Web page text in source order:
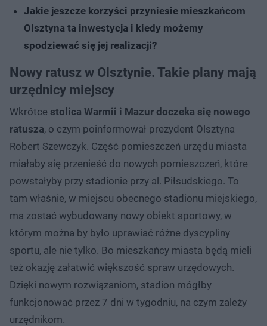
Jakie jeszcze korzyści przyniesie mieszkańcom
Olsztyna ta inwestycja i kiedy możemy
spodziewać się jej realizacji?
Nowy ratusz w Olsztynie. Takie plany mają
urzędnicy miejscy
Wkrótce stolica Warmii i Mazur doczeka się nowego
ratusza, o czym poinformował prezydent Olsztyna
Robert Szewczyk. Część pomieszczeń urzędu miasta
miałaby się przenieść do nowych pomieszczeń, które
powstałyby przy stadionie przy al. Piłsudskiego. To
tam właśnie, w miejscu obecnego stadionu miejskiego,
ma zostać wybudowany nowy obiekt sportowy, w
którym można by było uprawiać różne dyscypliny
sportu, ale nie tylko. Bo mieszkańcy miasta będą mieli
też okazję załatwić większość spraw urzędowych.
Dzięki nowym rozwiązaniom, stadion mógłby
funkcjonować przez 7 dni w tygodniu, na czym zależy
urzędnikom.